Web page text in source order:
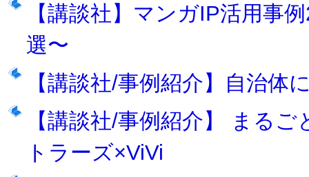
【講談社】マンガIP活用事
選〜
【講談社/事例紹介】自治
【講談社/事例紹介】 まる
トラーズ×ViVi